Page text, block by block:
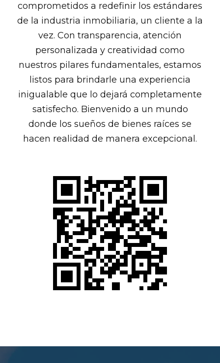
comprometidos a redefinir los estándares
de la industria inmobiliaria, un cliente a la
vez. Con transparencia, atención
personalizada y creatividad como
nuestros pilares fundamentales, estamos
listos para brindarle una experiencia
inigualable que lo dejará completamente
satisfecho. Bienvenido a un mundo
donde los sueños de bienes raíces se
hacen realidad de manera excepcional.